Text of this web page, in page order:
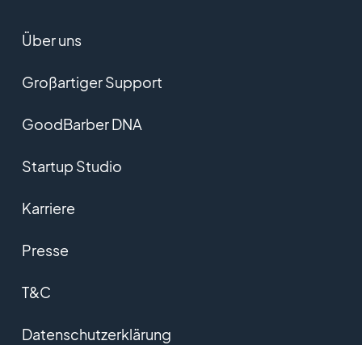
Über uns
Großartiger Support
GoodBarber DNA
Startup Studio
Karriere
Presse
T&C
Datenschutzerklärung